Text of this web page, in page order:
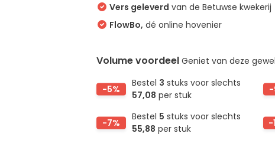
Vers geleverd van de Betuwse kwekerij
FlowBo, dé online hovenier
Volume voordeelGeniet van deze
-5%
Bestel 3 stuks voor slechts
57,08 per stuk
-7%
Bestel 5 stuks voor slechts
55,88 per stuk
-
-